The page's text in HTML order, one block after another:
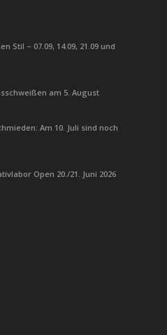
Stil – 07.09, 14.09, 21.09 und
am 5. August
Am 10. Juli sind noch
Open 20./21. Juni 2026